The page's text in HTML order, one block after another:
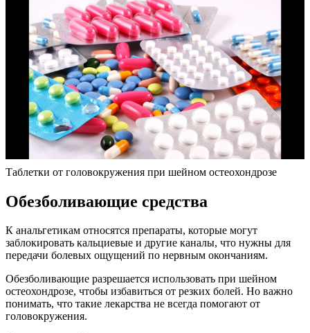
Таблетки от головокружения при шейном остеохондрозе
Обезболивающие средства
К анальгетикам относятся препараты, которые могут
заблокировать кальциевые и другие каналы, что нужны для
передачи болевых ощущений по нервным окончаниям.
Обезболивающие разрешается использовать при шейном
остеохондрозе, чтобы избавиться от резких болей. Но важно
понимать, что такие лекарства не всегда помогают от
головокружения.